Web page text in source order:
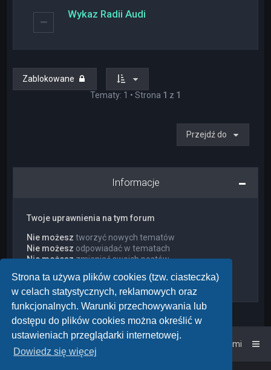
Strona ta używa plików cookies (tzw. ciasteczka)
w celach statystycznych, reklamowych oraz
funkcjonalnych. Warunki przechowywania lub
dostępu do plików cookies można określić w
ustawieniach przeglądarki internetowej.
Dowiedz się więcej
Wykaz Radii Audi
Zablokowane
Tematy: 1 • Strona 1 z 1
Przejdź do
Informacje
Twoje uprawnienia na tym forum
Nie możesz tworzyć nowych tematów
Nie możesz odpowiadać w tematach
Nie możeszzmieniać swoich postów
Nie możeszdodawać załączników
Kontakt z nami